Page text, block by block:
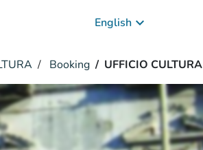
English keyboard_arrow_down
Booking UFFICIO CULTURA